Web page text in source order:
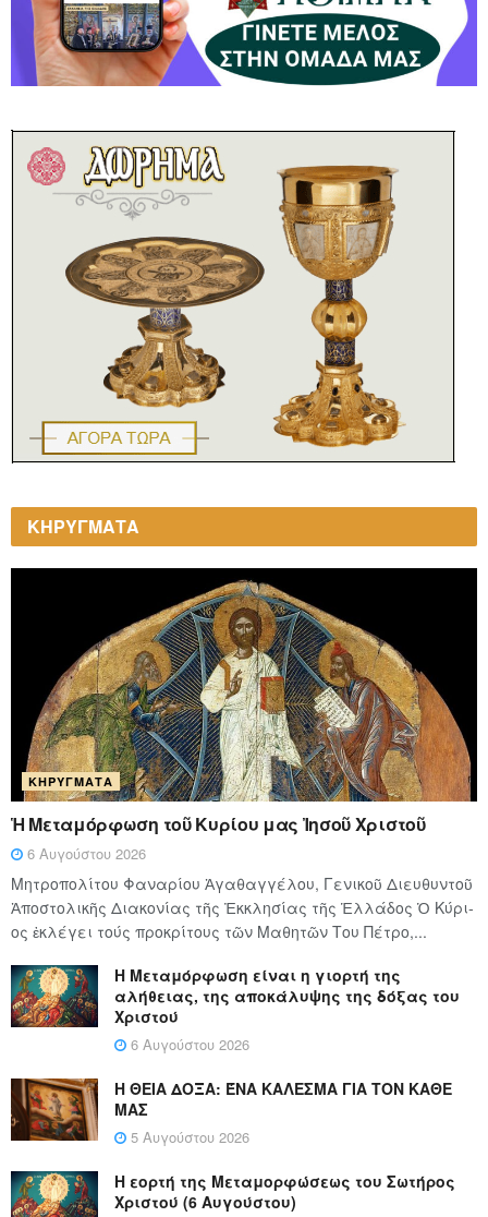
ΚΗΡΥΓΜΑΤΑ
ΚΗΡΎΓΜΑΤΑ
Ἡ Μεταμόρφωση τοῦ Κυρίου μας Ἰησοῦ Χριστοῦ
6 Αυγούστου 2026
Μητροπολίτου Φαναρίου Ἀγαθαγγέλου, Γενικοῦ Διευθυντοῦ
Ἀποστολικῆς Διακονίας τῆς Ἐκκλησίας τῆς Ἑλλάδος Ὁ Κύ­ρι­
ος ἐκλέγει τούς προ­κρί­τους τῶν Μα­θη­τῶν Του Πέ­τρο,...
Η Μεταμόρφωση είναι η γιορτή της
αλήθειας, της αποκάλυψης της δόξας του
Χριστού
6 Αυγούστου 2026
Η ΘΕΙΑ ΔΟΞΑ: ΈΝΑ ΚΑΛΕΣΜΑ ΓΙΑ ΤΟΝ ΚΑΘΕ
ΜΑΣ
5 Αυγούστου 2026
Η εορτή της Μεταμορφώσεως του Σωτήρος
Χριστού (6 Αυγούστου)